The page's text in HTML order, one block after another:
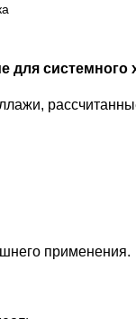
для системного
применения.